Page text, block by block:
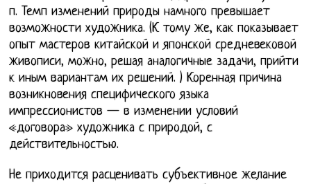
п. Темп изменений природы намного превышает
возможности художника. (К тому же, как показывает
опыт мастеров китайской и японской средневековой
живописи, можно, решая аналогичные задачи, прийти
к иным вариантам их решений. ) Коренная причина
возникновения специфического языка
импрессионистов — в изменении условий
«договора» художника с природой, с
действительностью.
Не приходится расценивать субъективное желание